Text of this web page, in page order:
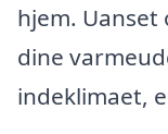
hjem.
dine
indeklimaet,